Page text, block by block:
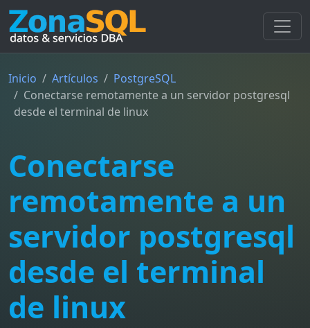
Inicio Artículos
PostgreSQL
Conectarse remotamente a un servidor postgresql
desde el terminal de linux
Conectarse
remotamente a un
servidor postgresql
desde el terminal
de linux